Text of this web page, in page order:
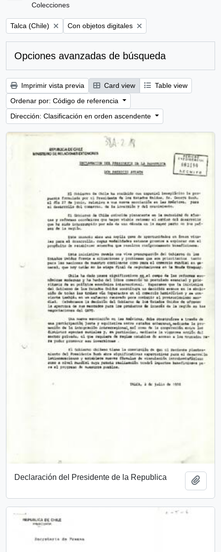
Colecciones
Remove filter:
Talca (Chile) Remove filter:
Con objetos digitales
Opciones avanzadas de búsqueda
Imprimir vista previa Card view
Table view
Ordenar por: Código de referencia
Dirección: Clasificación en orden ascendente
Declaración del Presidente de la Republica